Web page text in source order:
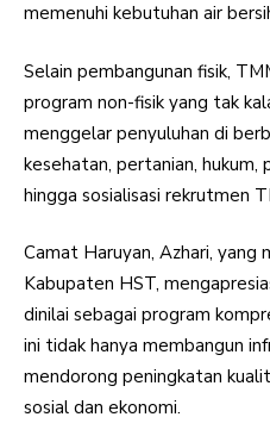
memenuhi kebutuhan air
Selain pembangunan fisik,
program non-fisik yang tak
menggelar penyuluhan di
kesehatan, pertanian, hukum,
hingga sosialisasi rekrutmen
Camat Haruyan, Azhari, yang
Kabupaten HST,
dinilai sebagai program
ini tidak hanya membangun
mendorong peningkatan
sosial dan ekonomi.